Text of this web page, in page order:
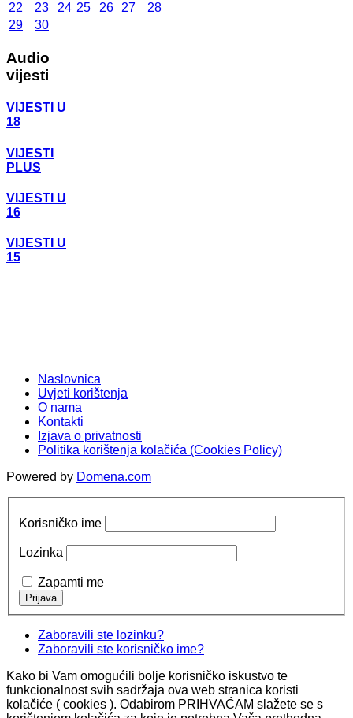
22
23 24 25 26 27
28
29
30
Audio
vijesti
VIJESTI U
18
VIJESTI
PLUS
VIJESTI U
16
VIJESTI U
15
Naslovnica
Uvjeti korištenja
O nama
Kontakti
Izjava o privatnosti
Politika korištenja kolačića (Cookies Policy)
Powered by Domena.com
Korisničko ime
Lozinka
Zapamti me
Zaboravili ste lozinku?
Zaboravili ste korisničko ime?
Kako bi Vam omogućili bolje korisničko iskustvo te
funkcionalnost svih sadržaja ova web stranica koristi
kolačiće ( cookies ). Odabirom PRIHVAĆAM slažete se s